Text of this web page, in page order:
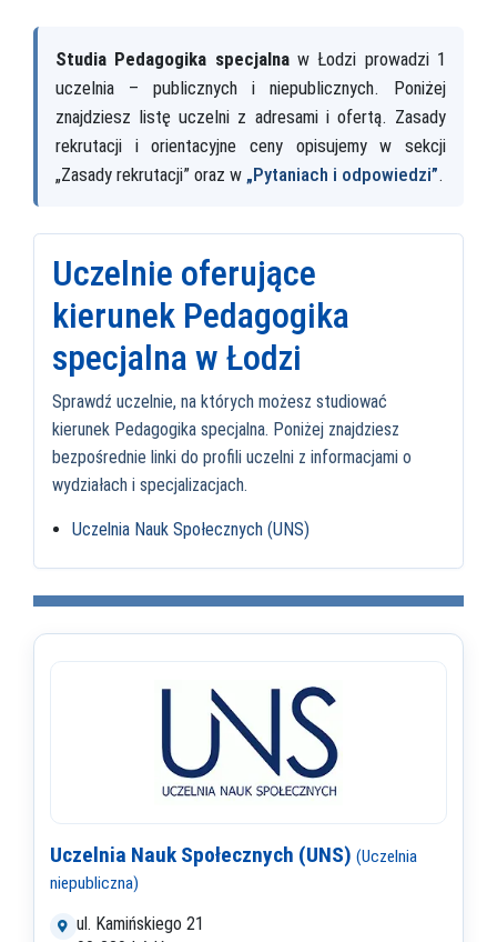
Studia Pedagogika specjalnaw Łodzi prowadzi 1
uczelnia – publicznych i niepublicznych. Poniżej
znajdziesz listę uczelni z adresami i ofertą. Zasady
rekrutacji i orientacyjne ceny opisujemy w sekcji
„Zasady rekrutacji” oraz w „Pytaniach i odpowiedzi”.
Uczelnie oferujące
kierunek Pedagogika
specjalna w Łodzi
Sprawdź uczelnie, na których możesz studiować
kierunek Pedagogika specjalna. Poniżej znajdziesz
bezpośrednie linki do profili uczelni z informacjami o
wydziałach i specjalizacjach.
Uczelnia Nauk Społecznych (UNS)
Uczelnia Nauk Społecznych (UNS) (Uczelnia
niepubliczna)
ul. Kamińskiego 21